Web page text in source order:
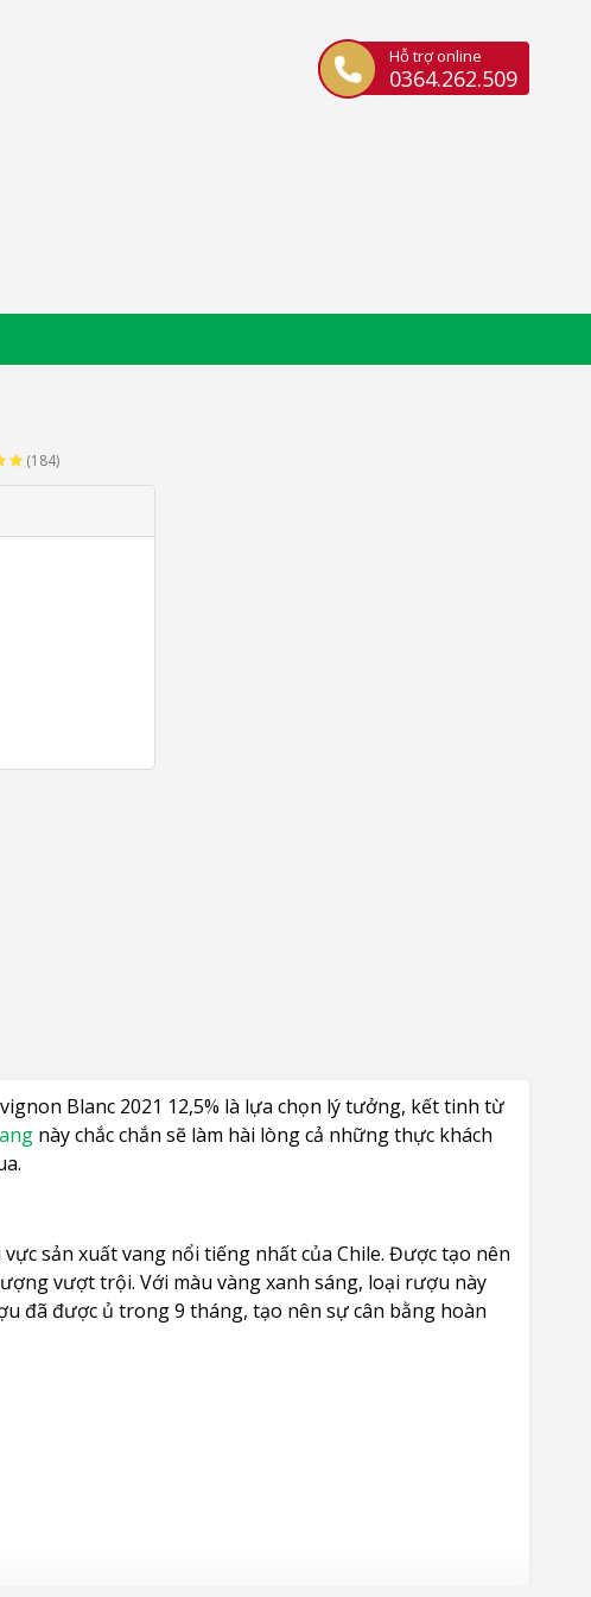
Hỗ trợ online
0364.262.509
(184)
Blanc 2021 12,5% là lựa chọn lý tưởng, kết tinh từ
này chắc chắn sẽ làm hài lòng cả những thực khách
sản xuất vang nổi tiếng nhất của Chile. Được tạo nên
vượt trội. Với màu vàng xanh sáng, loại rượu này
đã được ủ trong 9 tháng, tạo nên sự cân bằng hoàn